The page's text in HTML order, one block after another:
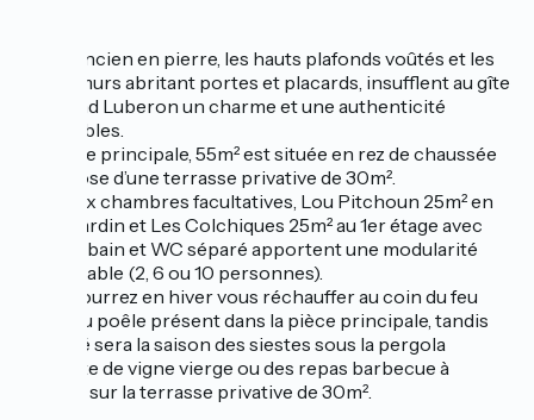
Le sol ancien en pierre, les hauts plafonds voûtés et les
larges murs abritant portes et placards, insufflent au gîte
Le Grand Luberon un charme et une authenticité
indéniables.
La partie principale, 55m² est située en rez de chaussée
et dispose d’une terrasse privative de 30m².
Les deux chambres facultatives, Lou Pitchoun 25m² en
rez de jardin et Les Colchiques 25m² au 1er étage avec
salle de bain et WC séparé apportent une modularité
appréciable (2, 6 ou 10 personnes).
Vous pourrez en hiver vous réchauffer au coin du feu
grâce au poêle présent dans la pièce principale, tandis
que l’été sera la saison des siestes sous la pergola
couverte de vigne vierge ou des repas barbecue à
l’ombre sur la terrasse privative de 30m².